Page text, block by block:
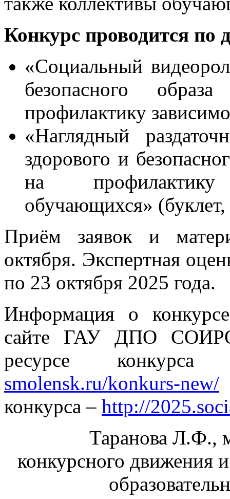
Конкурс проводится
«Социальный
безопасного
профилактику
«Наглядный
здорового и
на
обучающихся» (буклет,
Приём заявок и
октября. Экспертная
по 23 октября 2025 года.
Информация о
сайте ГАУ ДПО СОИРО
ресурсе
smolensk.ru/konkurs-new/
конкурса – http://
Таранова Л.Ф.,
конкурсного движения